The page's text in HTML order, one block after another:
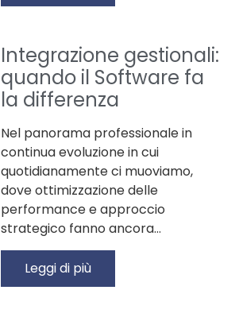
Integrazione gestionali:
quando il Software fa
la differenza
Nel panorama professionale in
continua evoluzione in cui
quotidianamente ci muoviamo,
dove ottimizzazione delle
performance e approccio
strategico fanno ancora…
Leggi di più